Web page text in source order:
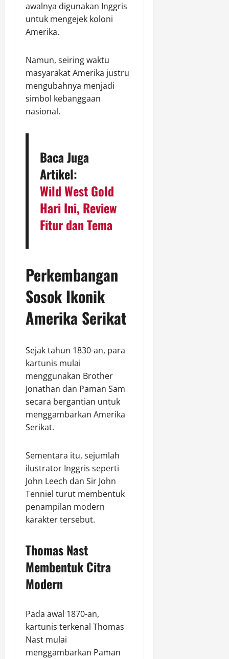
awalnya digunakan Inggris
untuk mengejek koloni
Amerika.
Namun, seiring waktu
masyarakat Amerika justru
mengubahnya menjadi
simbol kebanggaan
nasional.
Baca Juga
Artikel:
Wild West Gold
Hari Ini, Review
Fitur dan Tema
Perkembangan
Sosok Ikonik
Amerika Serikat
Sejak tahun 1830-an, para
kartunis mulai
menggunakan Brother
Jonathan dan Paman Sam
secara bergantian untuk
menggambarkan Amerika
Serikat.
Sementara itu, sejumlah
ilustrator Inggris seperti
John Leech dan Sir John
Tenniel turut membentuk
penampilan modern
karakter tersebut.
Thomas Nast
Membentuk Citra
Modern
Pada awal 1870-an,
kartunis terkenal Thomas
Nast mulai
menggambarkan Paman